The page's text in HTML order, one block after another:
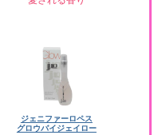
ジェニファーロペス
グロウバイジェイロー